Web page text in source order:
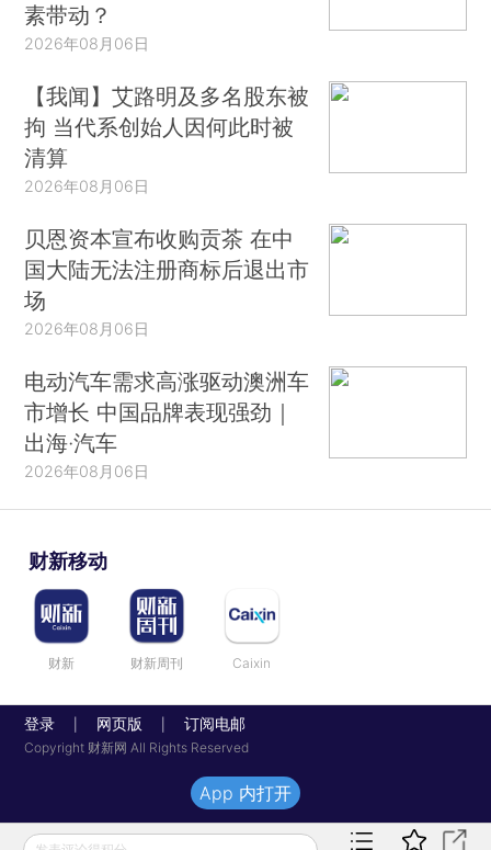
素带动？
2026年08月06日
【我闻】艾路明及多名股东被
拘 当代系创始人因何此时被
清算
2026年08月06日
贝恩资本宣布收购贡茶 在中
国大陆无法注册商标后退出市
场
2026年08月06日
电动汽车需求高涨驱动澳洲车
市增长 中国品牌表现强劲｜
出海·汽车
2026年08月06日
财新移动
财新 财新周刊 Caixin
登录 网页版 订阅电邮
Copyright 财新网 All Rights Reserved
App 内打开